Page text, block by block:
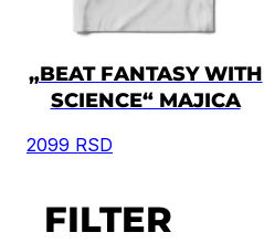
„BEAT FANTASY WITH
SCIENCE“ MAJICA
2099 RSD
FILTER